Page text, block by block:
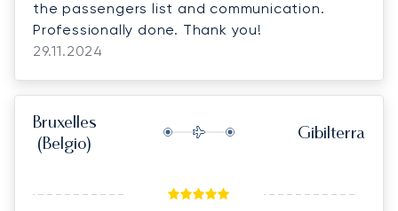
the passengers list and communication.
Professionally done. Thank you!
29.11.2024
Bruxelles
(Belgio)
Gibilterra